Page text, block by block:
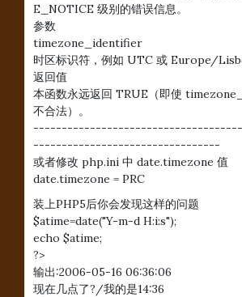
E_NOTICE 级别的错误信息。
参数
timezone_identifier
时区标识符，例如 UTC 或 Europe/
返回值
本函数永远返回 TRUE（即使
不合法）。
---------------------------------
或者修改 php.ini 中 date.timezone 值
date.timezone = PRC
装上PHP5后你会发现这样的问题
$atime=date("Y-m-d H:i:s");
echo $atime;
?>
输出:2006-05-16 06:36:06
现在几点了?/我的是14:36